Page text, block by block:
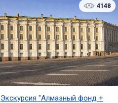
4148
Экскурсия "Алмазный фонд +